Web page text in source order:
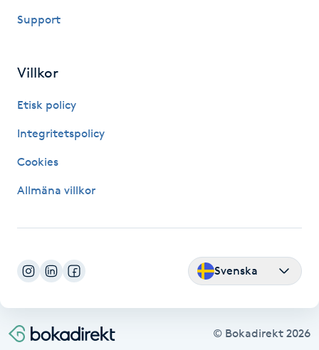
Lashlift Keratin
LED-ljusterapi
Liktornar
LPG-behandling
LPG-massage
Luggklippning
Lymfmassage
Läpptatuering
Support
Villkor
Etisk policy
Integritetspolicy
Cookies
Allmäna villkor
Svenska
© Bokadirekt 2026